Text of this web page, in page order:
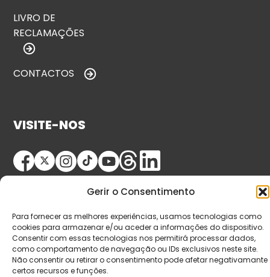
Gerir o Consentimento
Para fornecer as melhores experiências, usamos tecnologias como
cookies para armazenar e/ou aceder a informações do dispositivo.
Consentir com essas tecnologias nos permitirá processar dados,
como comportamento de navegação ou IDs exclusivos neste site.
Não consentir ou retirar o consentimento pode afetar negativamante
certos recursos e funções.
LIVRO DE
RECLAMAÇÕES
CONTACTOS
VISITE-NOS
© Copyright 2026 Saída de Emergência. Todos os
direitos reservados.